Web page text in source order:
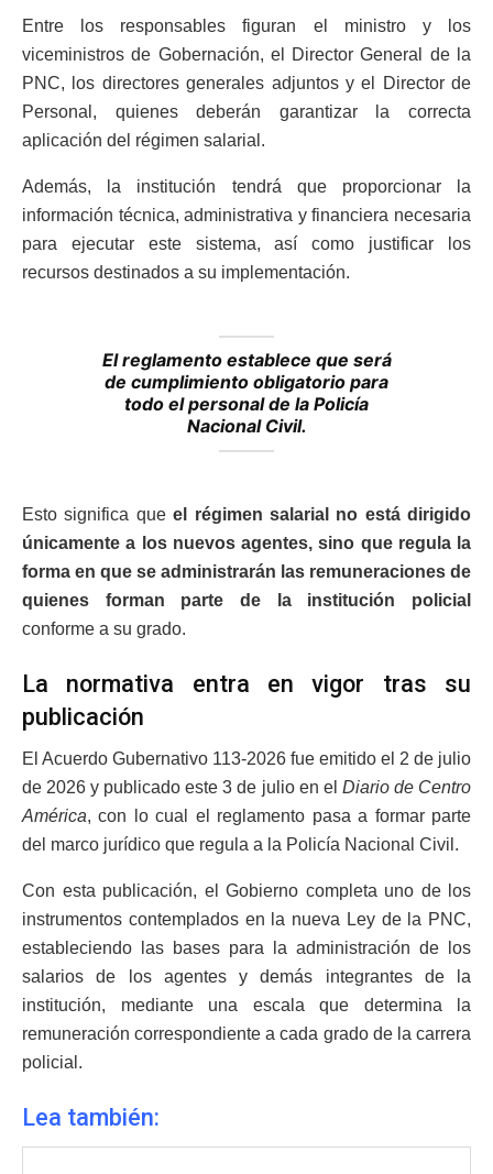
Entre los responsables figuran el ministro y los
viceministros de Gobernación, el Director General de la
PNC, los directores generales adjuntos y el Director de
Personal, quienes deberán garantizar la correcta
aplicación del régimen salarial.
Además, la institución tendrá que proporcionar la
información técnica, administrativa y financiera necesaria
para ejecutar este sistema, así como justificar los
recursos destinados a su implementación.
El reglamento establece que será
de cumplimiento obligatorio para
todo el personal de la Policía
Nacional Civil.
Esto significa queel régimen salarial no está dirigido
únicamente a los nuevos agentes, sino que regula la
forma en que se administrarán las remuneraciones de
quienes forman parte de la institución policial
conforme a su grado.
La normativa entra en vigor tras su
publicación
El Acuerdo Gubernativo 113-2026 fue emitido el 2 de julio
de 2026 y publicado este 3 de julio en el Diario de Centro
América, con lo cual el reglamento pasa a formar parte
del marco jurídico que regula a la Policía Nacional Civil.
Con esta publicación, el Gobierno completa uno de los
instrumentos contemplados en la nueva Ley de la PNC,
estableciendo las bases para la administración de los
salarios de los agentes y demás integrantes de la
institución, mediante una escala que determina la
remuneración correspondiente a cada grado de la carrera
policial.
Lea también: